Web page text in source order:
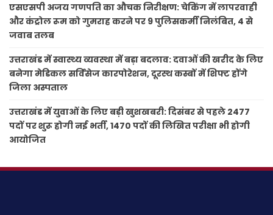
एसएसपी अजय गणपति का औचक निरीक्षण: चेकिंग में लापरवाही
और कंट्रोल रूम को गुमराह करने पर 9 पुलिसकर्मी निलंबित, 4 से
जवाब तलब
उत्तराखंड में स्वास्थ्य व्यवस्था में बड़ा बदलाव: दवाओं की खरीद के लिए
बनेगा मेडिकल सर्विसेज कारपोरेशन, दूरस्थ कस्बों में शिफ्ट होंगे
जिला अस्पताल
उत्तराखंड में युवाओं के लिए बड़ी खुशखबरी: दिसंबर से पहले 2477
पदों पर शुरू होगी नई भर्ती, 1470 पदों की लिखित परीक्षा भी होगी
आयोजित